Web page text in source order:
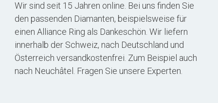
Wir sind seit 15 Jahren online. Bei uns finden Sie
den passenden Diamanten, beispielsweise für
einen Alliance Ring als Dankeschön. Wir liefern
innerhalb der Schweiz, nach Deutschland und
Österreich versandkostenfrei. Zum Beispiel auch
nach Neuchâtel. Fragen Sie unsere Experten.